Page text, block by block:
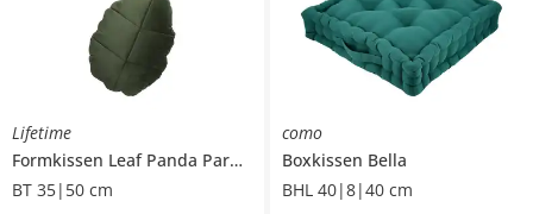
Lifetime
Formkissen Leaf Panda Paradise
BT 35|50 cm
como
Boxkissen Bella
BHL 40|8|40 cm